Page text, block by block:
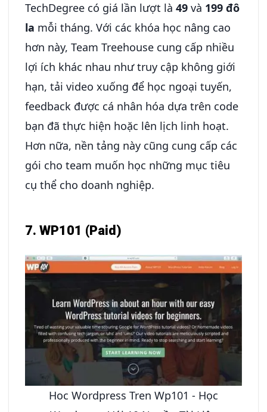
TechDegree có giá lần lượt là 49 và 199 đô
la mỗi tháng. Với các khóa học nâng cao
hơn này, Team Treehouse cung cấp nhiều
lợi ích khác nhau như truy cập không giới
hạn, tải video xuống để học ngoại tuyến,
feedback được cá nhân hóa dựa trên code
bạn đã thực hiện hoặc lên lịch linh hoạt.
Hơn nữa, nền tảng này cũng cung cấp các
gói cho team muốn học những mục tiêu
cụ thể cho doanh nghiệp.
7. WP101 (Paid)
Hoc Wordpress Tren Wp101 - Học